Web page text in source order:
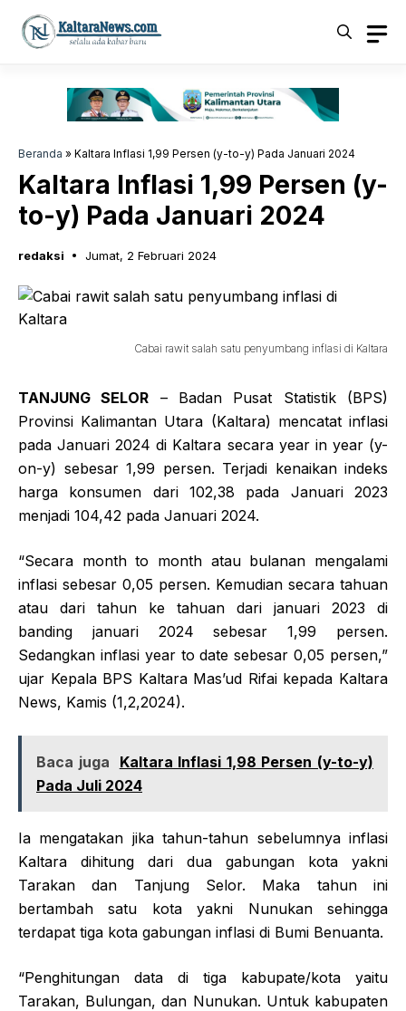
Langsung
Beranda » Kaltara Inflasi 1,99 Persen (y-to-y) Pada Januari 2024
Kaltara Inflasi 1,99 Persen (y-
to-y) Pada Januari 2024
redaksi Jumat, 2 Februari 2024
Cabai rawit salah satu penyumbang inflasi di Kaltara
TANJUNG SELOR – Badan Pusat Statistik (BPS)
Provinsi Kalimantan Utara (Kaltara) mencatat inflasi
pada Januari 2024 di Kaltara secara year in year (y-
on-y) sebesar 1,99 persen. Terjadi kenaikan indeks
harga konsumen dari 102,38 pada Januari 2023
menjadi 104,42 pada Januari 2024.
“Secara month to month atau bulanan mengalami
inflasi sebesar 0,05 persen. Kemudian secara tahuan
atau dari tahun ke tahuan dari januari 2023 di
banding januari 2024 sebesar 1,99 persen.
Sedangkan inflasi year to date sebesar 0,05 persen,”
ujar Kepala BPS Kaltara Mas’ud Rifai kepada Kaltara
News, Kamis (1,2,2024).
Baca juga
Kaltara Inflasi 1,98 Persen (y-to-y)
Pada Juli 2024
Ia mengatakan jika tahun-tahun sebelumnya inflasi
Kaltara dihitung dari dua gabungan kota yakni
Tarakan dan Tanjung Selor. Maka tahun ini
bertambah satu kota yakni Nunukan sehingga
terdapat tiga kota gabungan inflasi di Bumi Benuanta.
“Penghitungan data di tiga kabupate/kota yaitu
Tarakan, Bulungan, dan Nunukan. Untuk kabupaten